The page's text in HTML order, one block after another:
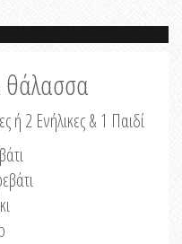
θάλασσα
ή 2 Ενήλικες & 1 Παιδί